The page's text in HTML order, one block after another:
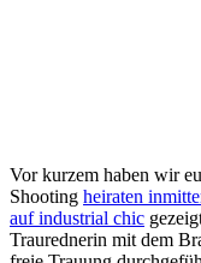
Vor kurzem haben wir
Shooting heiraten
auf industrial chic
Traurednerin mit dem